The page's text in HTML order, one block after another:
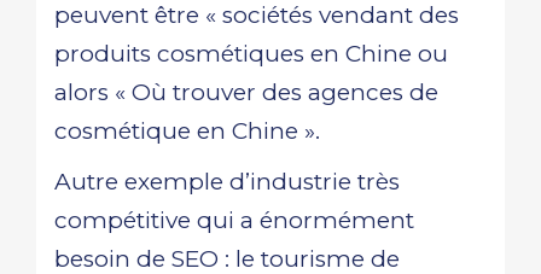
peuvent être « sociétés vendant des
produits cosmétiques en Chine ou
alors « Où trouver des agences de
cosmétique en Chine ».
Autre exemple d’industrie très
compétitive qui a énormément
besoin de SEO : le tourisme de